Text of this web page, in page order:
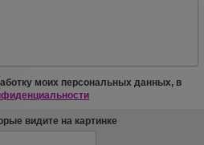
моих персональных данных, в
видите на картинке